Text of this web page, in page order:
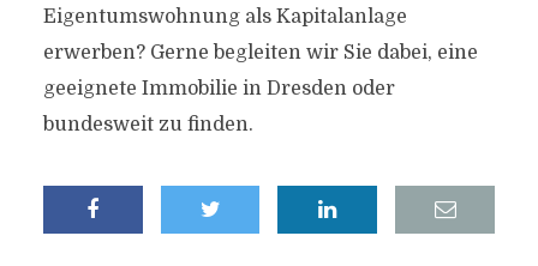
Eigentumswohnung als Kapitalanlage
erwerben? Gerne begleiten wir Sie dabei, eine
geeignete Immobilie in Dresden oder
bundesweit zu finden.